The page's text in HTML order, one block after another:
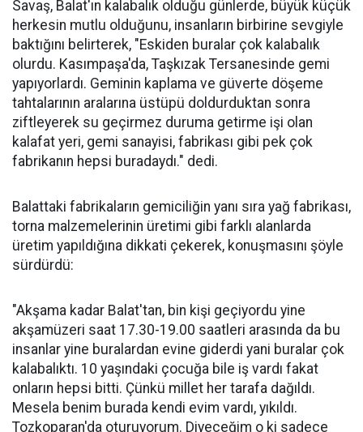
Savaş, Balat'ın kalabalık olduğu günlerde, büyük küçük
herkesin mutlu olduğunu, insanların birbirine sevgiyle
baktığını belirterek, "Eskiden buralar çok kalabalık
olurdu. Kasımpaşa'da, Taşkızak Tersanesinde gemi
yapıyorlardı. Geminin kaplama ve güverte döşeme
tahtalarının aralarına üstüpü doldurduktan sonra
ziftleyerek su geçirmez duruma getirme işi olan
kalafat yeri, gemi sanayisi, fabrikası gibi pek çok
fabrikanın hepsi buradaydı." dedi.
Balattaki fabrikaların gemiciliğin yanı sıra yağ fabrikası,
torna malzemelerinin üretimi gibi farklı alanlarda
üretim yapıldığına dikkati çekerek, konuşmasını şöyle
sürdürdü:
"Akşama kadar Balat'tan, bin kişi geçiyordu yine
akşamüzeri saat 17.30-19.00 saatleri arasında da bu
insanlar yine buralardan evine giderdi yani buralar çok
kalabalıktı. 10 yaşındaki çocuğa bile iş vardı fakat
onların hepsi bitti. Çünkü millet her tarafa dağıldı.
Mesela benim burada kendi evim vardı, yıkıldı.
Tozkoparan'da oturuyorum. Diyeceğim o ki sadece